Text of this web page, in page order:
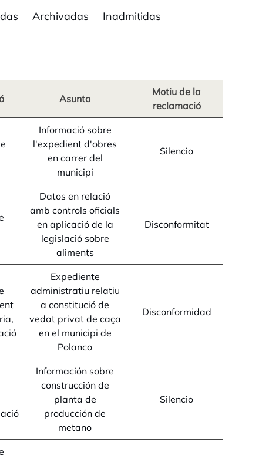
Archivadas Inadmitidas
Asunto
Motiu de la
reclamació
Informació sobre
l'expedient d'obres
en carrer del
municipi
Silencio
Datos en relació
amb controls oficials
en aplicació de la
legislació sobre
aliments
Disconformitat
Expediente
administratiu relatiu
a constitució de
vedat privat de caça
en el municipi de
Polanco
Disconformidad
Información sobre
construcción de
planta de
producción de
metano
Silencio